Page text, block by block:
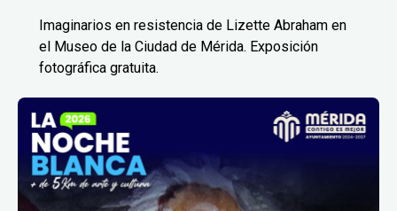
Imaginarios en resistencia de Lizette Abraham en
el Museo de la Ciudad de Mérida. Exposición
fotográfica gratuita.